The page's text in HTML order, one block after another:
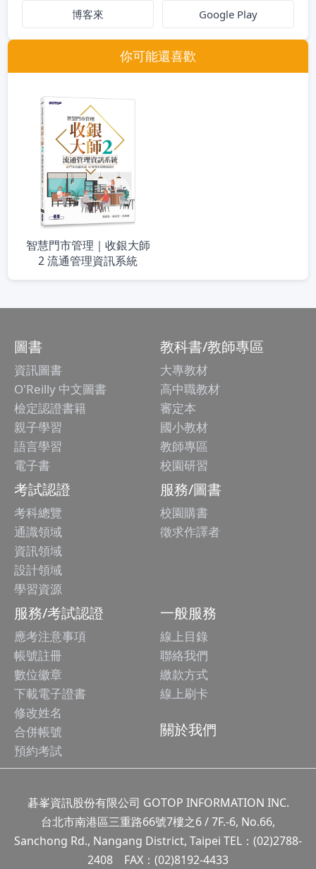
博客來 Google Play
你可能還喜歡
智慧門市管理｜收銀大師
2 流通管理資訊系統
圖書
資訊圖書
O'Reilly 中文圖書
檢定認證書籍
親子學習
語言學習
電子書
教科書/教師專區
大專教材
高中職教材
審定本
國小教材
教師專區
校園研習
考試認證
考科總覽
通識領域
資訊領域
設計領域
學習資源
服務/圖書
校園購書
徵求作譯者
服務/考試認證
應考注意事項
帳號註冊
數位徽章
下載電子證書
修改姓名
合併帳號
預約考試
一般服務
線上目錄
聯絡我們
繳款方式
線上刷卡
關於我們
碁峯資訊股份有限公司 GOTOP INFORMATION INC.
台北市南港區三重路66號7樓之6 / 7F.-6, No.66,
Sanchong Rd., Nangang District, Taipei TEL：(02)2788-
2408 FAX：(02)8192-4433